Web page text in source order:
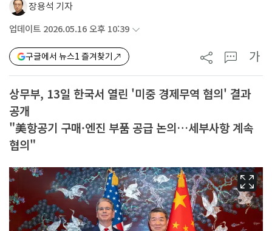
장용석 기자
업데이트 2026.05.16 오후 10:39
구글에서 뉴스1 즐겨찾기 가
상무부, 13일 한국서 열린 '미중 경제무역 협의' 결과
공개
"美항공기 구매·엔진 부품 공급 논의…세부사항 계속
협의"